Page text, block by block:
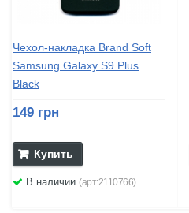
Чехол-накладка Brand Soft
Samsung Galaxy S9 Plus
Black
149 грн
Купить
В наличии (арт:2110766)